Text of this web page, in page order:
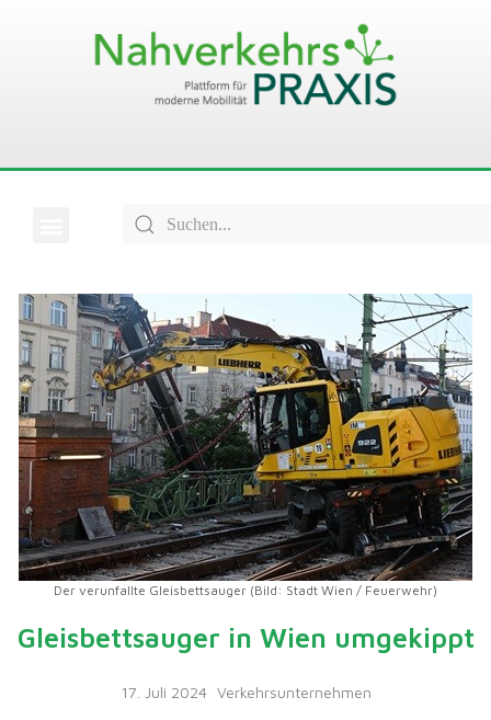
Der verunfallte Gleisbettsauger (Bild: Stadt Wien / Feuerwehr)
Gleisbettsauger in Wien umgekippt
17. Juli 2024 Verkehrsunternehmen